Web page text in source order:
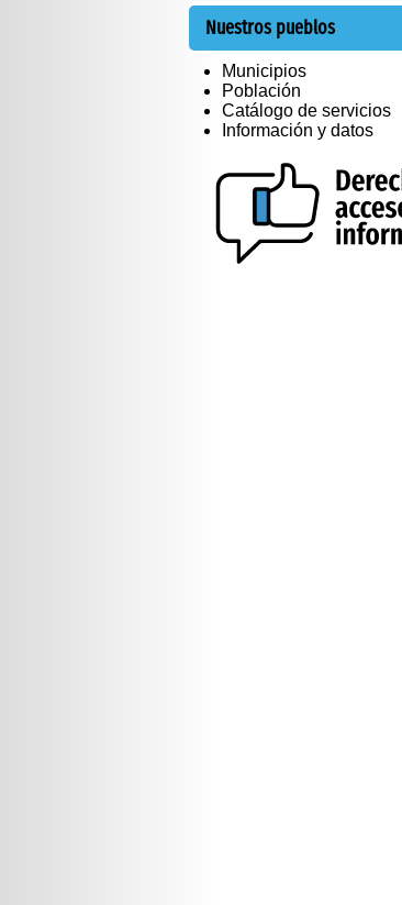
Nuestros pueblos
Municipios
Población
Catálogo de servicios
Información y datos